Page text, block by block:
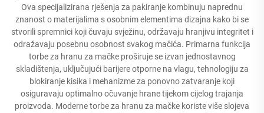
Ova specijalizirana rješenja za pakiranje kombinuju naprednu
znanost o materijalima s osobnim elementima dizajna kako bi se
stvorili spremnici koji čuvaju svježinu, održavaju hranjivu integritet i
odražavaju posebnu osobnost svakog mačića. Primarna funkcija
torbe za hranu za mačke proširuje se izvan jednostavnog
skladištenja, uključujući barijere otporne na vlagu, tehnologiju za
blokiranje kisika i mehanizme za ponovno zatvaranje koji
osiguravaju optimalno očuvanje hrane tijekom cijelog trajanja
proizvoda. Moderne torbe za hranu za mačke koriste više slojeva